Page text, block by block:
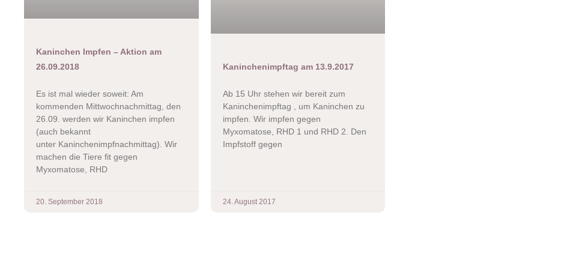
Kaninchen Impfen – Aktion am
26.09.2018
Es ist mal wieder soweit: Am
kommenden Mittwochnachmittag, den
26.09. werden wir Kaninchen impfen
(auch bekannt
unter Kaninchenimpfnachmittag). Wir
machen die Tiere fit gegen
Myxomatose, RHD
20. September 2018
Kaninchenimpftag am 13.9.2017
Ab 15 Uhr stehen wir bereit zum
Kaninchenimpftag , um Kaninchen zu
impfen. Wir impfen gegen
Myxomatose, RHD 1 und RHD 2. Den
Impfstoff gegen
24. August 2017